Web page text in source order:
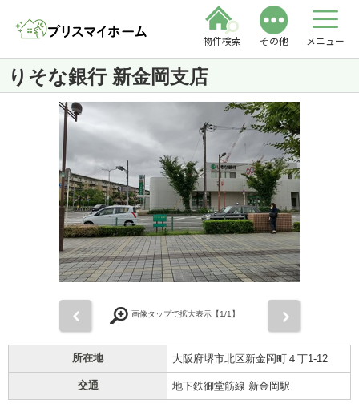
物件検索 その他 メニュー
りそな銀行 新金岡支店
画像タップで拡大表示【1/1】
所在地 大阪府堺市北区新金岡町４丁1-12
交通 地下鉄御堂筋線 新金岡駅